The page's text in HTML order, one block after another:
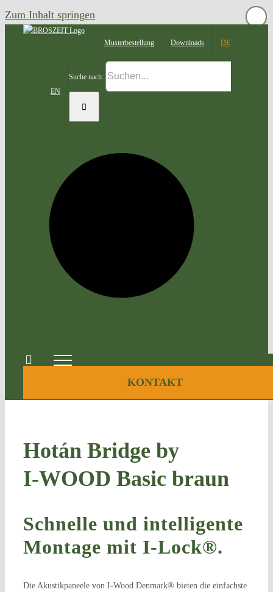
Zum Inhalt springen
Mus­ter­be­stel­lung Down­loads DE
EN
Suche nach:
KONTAKT
Hotán Bridge by
I‑WOOD Basic braun
Schnelle und intelligente
Montage mit I-Lock®.
Die Akustikpaneele von I-Wood Denmark® bieten die einfachste